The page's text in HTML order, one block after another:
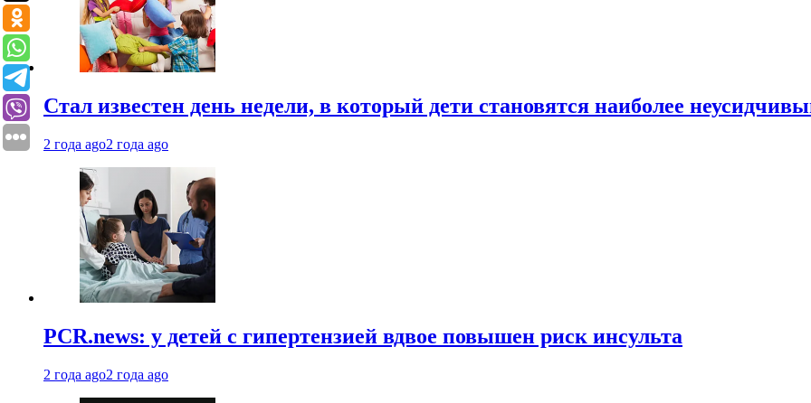
Стал известен день недели, в который дети становятся наиболее
2 года ago2 года ago
PCR.news: у детей с гипертензией вдвое повышен риск инсульта
2 года ago2 года ago